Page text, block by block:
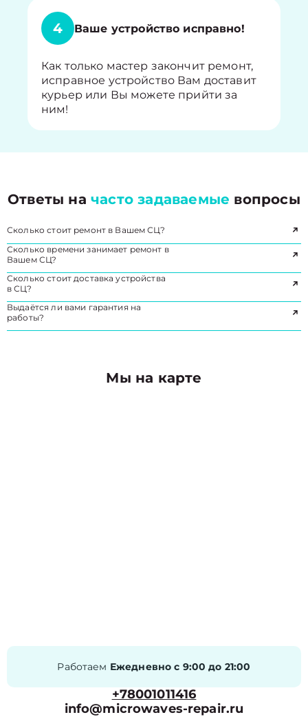
4 Ваше устройство исправно!
Как только мастер закончит ремонт,
исправное устройство Вам доставит
курьер или Вы можете прийти за
ним!
Ответы начасто задаваемые вопросы
Сколько стоит ремонт в Вашем СЦ?
Сколько времени занимает ремонт в
Вашем СЦ?
Сколько стоит доставка устройства
в СЦ?
Выдаётся ли вами гарантия на
работы?
Мы на карте
Работаем Ежедневно с 9:00 до 21:00
+78001011416
info@microwaves-repair.ru